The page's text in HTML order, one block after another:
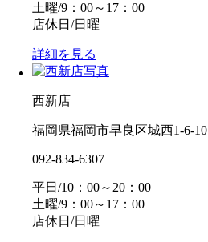
土曜/9：00～17：00
店休日/日曜
詳細を見る
西新店
福岡県福岡市早良区城西1-6-10
092-834-6307
平日/10：00～20：00
土曜/9：00～17：00
店休日/日曜